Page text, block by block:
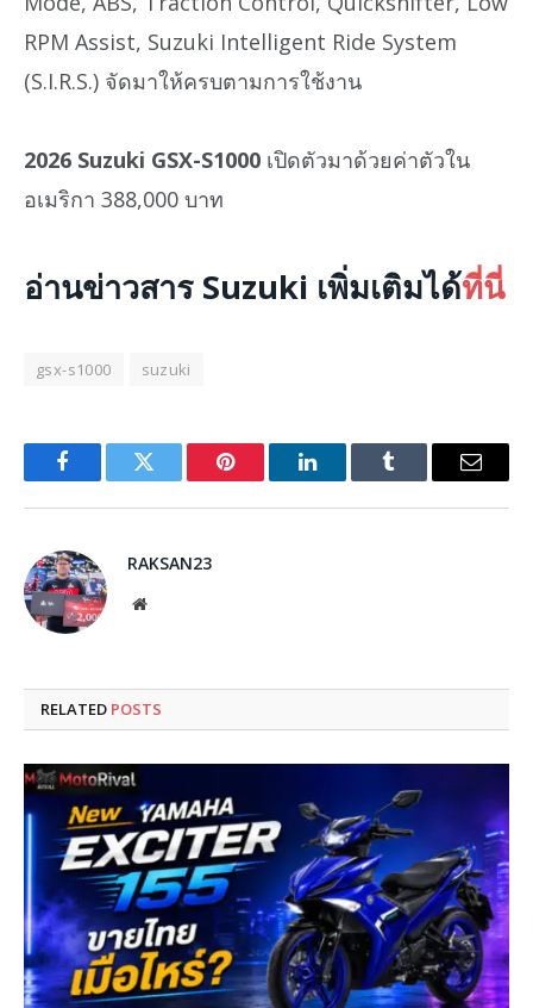
RPM Assist, Suzuki Intelligent Ride System
(S.I.R.S.) จัดมาให้ครบตามการใช้งาน
2026 Suzuki GSX-S1000 เปิดตัวมาด้วยค่าตัวใน
อเมริกา 388,000 บาท
อ่านข่าวสาร Suzuki เพิ่มเติมได้ที่นี่
gsx-s1000 suzuki
FacebookTwitter Pinterest LinkedInTumblr Email
RAKSAN23
Website
RELATED POSTS